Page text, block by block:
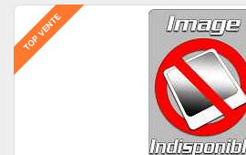
TOP VENTE